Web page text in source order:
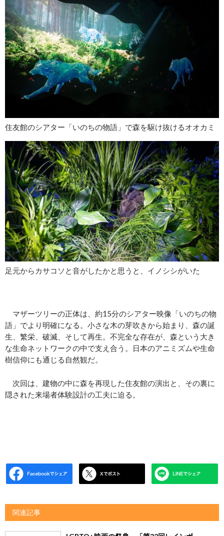
住友館のシアター「いのちの物語」で森を駆け抜けるオオカミ
足元からカサコソと音がしたかと思うと、イノシシがいた
マザーツリーの正体は、約15分のシアター映像「いのちの物
語」でより明確になる。小さな木の芽吹きから始まり、森の誕
生、繁栄、破滅、そして再生。不完全な存在が、森という大き
な生命ネットワークの中で支え合う。日本のアニミズムや生命
樹信仰にも通じる自然観だ。
次回は、建物の中に森を再現した住友館の演出と、その裏に
隠された来場者体験設計の工夫に迫る。
関連記事